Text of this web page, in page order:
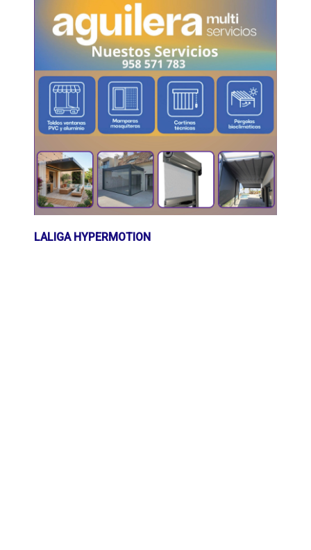
LALIGA HYPERMOTION